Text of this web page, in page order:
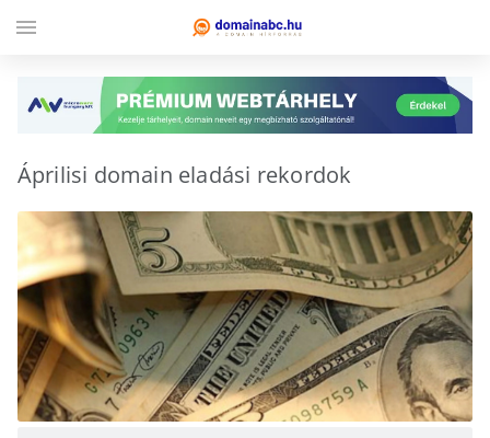
Áprilisi domain eladási rekordok
menu